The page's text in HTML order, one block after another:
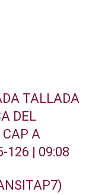
TALLADA
DEL
CAP A
126 | 09:08